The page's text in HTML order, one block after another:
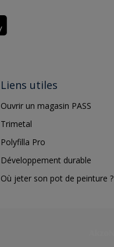
Liens utiles
Ouvrir un magasin PASS
Trimetal
Polyfilla Pro
Développement durable
Où jeter son pot de peinture ?